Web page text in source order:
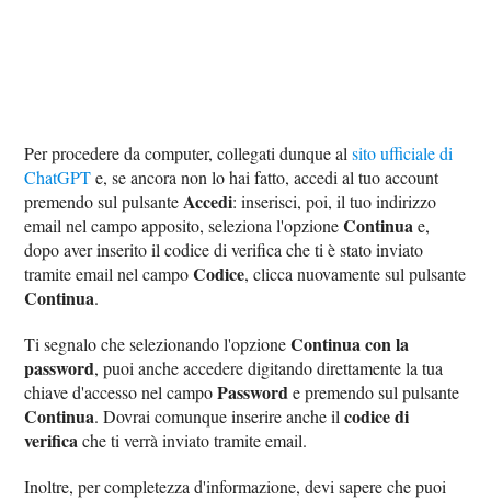
Per procedere da computer, collegati dunque alsito ufficiale di
ChatGPTe, se ancora non lo hai fatto, accedi al tuo account
premendo sul pulsanteAccedi: inserisci, poi, il tuo indirizzo
email nel campo apposito, seleziona l'opzioneContinuae,
dopo aver inserito il codice di verifica che ti è stato inviato
tramite email nel campoCodice, clicca nuovamente sul pulsante
Continua.
Ti segnalo che selezionando l'opzioneContinua con la
password, puoi anche accedere digitando direttamente la tua
chiave d'accesso nel campoPassworde premendo sul pulsante
Continua. Dovrai comunque inserire anche ilcodice di
verificache ti verrà inviato tramite email.
Inoltre, per completezza d'informazione, devi sapere che puoi